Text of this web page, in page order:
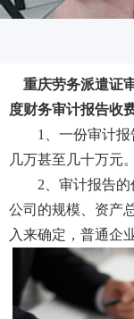
重庆劳务派遣证
度财务审计报告收
1、一份审计报告
几万甚至几十万元。
2、审计报告的
公司的规模、资产
入来确定，普通企